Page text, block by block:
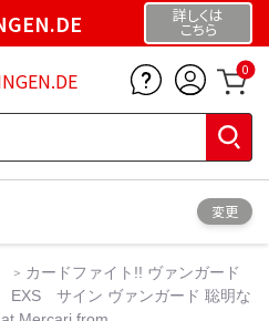
詳しくは
こちら
0
変更
カードファイト!! ヴァンガード
サイン ヴァンガード 聡明な